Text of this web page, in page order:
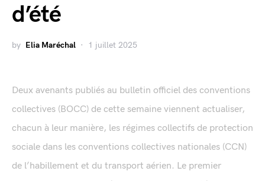
d’été
by Elia Maréchal 1 juillet 2025
Deux avenants publiés au bulletin officiel des conventions
collectives (BOCC) de cette semaine viennent actualiser,
chacun à leur manière, les régimes collectifs de protection
sociale dans les conventions collectives nationales (CCN)
de l’habillement et du transport aérien. Le premier